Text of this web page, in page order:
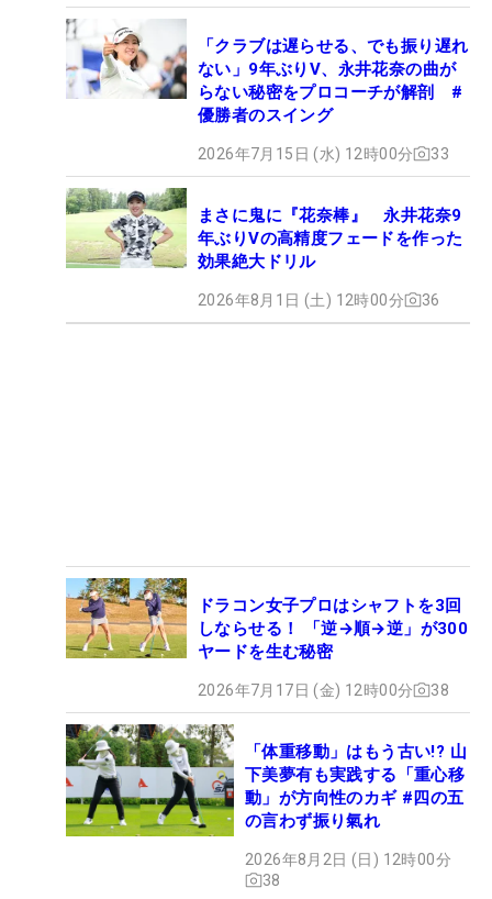
「クラブは遅らせる、でも振り遅れ
ない」9年ぶりV、永井花奈の曲が
らない秘密をプロコーチが解剖 #
優勝者のスイング
2026年7月15日 (水) 12時00分 33
まさに鬼に『花奈棒』 永井花奈9
年ぶりVの高精度フェードを作った
効果絶大ドリル
2026年8月1日 (土) 12時00分 36
ドラコン女子プロはシャフトを3回
しならせる！ 「逆→順→逆」が300
ヤードを生む秘密
2026年7月17日 (金) 12時00分 38
「体重移動」はもう古い!? 山
下美夢有も実践する「重心移
動」が方向性のカギ #四の五
の言わず振り氣れ
2026年8月2日 (日) 12時00分
38